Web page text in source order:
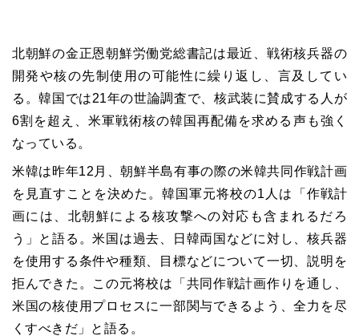
北朝鮮の金正恩朝鮮労働党総書記は最近、戦術核兵器の
開発や核の先制使用の可能性に繰り返し、言及してい
る。韓国では21年の世論調査で、核武装に賛成する人が
6割を超え、米軍戦術核の韓国再配備を求める声も強く
なっている。
米韓は昨年12月、朝鮮半島有事の際の米韓共同作戦計画
を見直すことを決めた。韓国軍元将校の1人は「作戦計
画には、北朝鮮による核攻撃への対応も含まれるだろ
う」と語る。米国は過去、日韓両国などに対し、核兵器
を使用する条件や種類、目標などについて一切、説明を
拒んできた。この元将校は「共同作戦計画作りを通し、
米国の核使用プロセスに一部関与できるよう、全力を尽
くすべきだ」と語る。